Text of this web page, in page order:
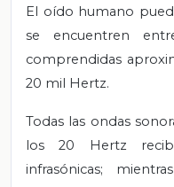
El oído humano
se encuentren
comprendidas
20 mil Hertz.
Todas las ondas
los 20 Hertz
infrasónicas;